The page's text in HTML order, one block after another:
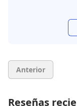
Anterior
Reseñas